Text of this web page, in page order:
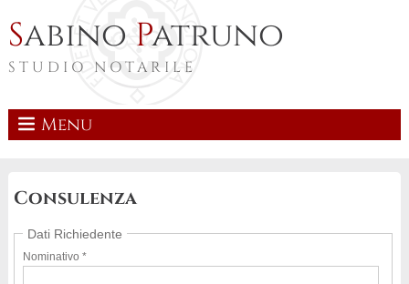
Sabino Patruno
STUDIO NOTARILE
Menu
Consulenza
Dati Richiedente
Nominativo *